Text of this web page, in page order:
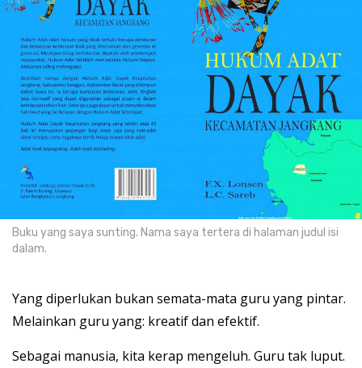
Buku yang saya sunting. Nama saya tertera di halaman judul isi
dalam.
Yang diperlukan bukan semata-mata guru yang pintar.
Melainkan guru yang: kreatif dan efektif.
Sebagai manusia, kita kerap mengeluh. Guru tak luput.